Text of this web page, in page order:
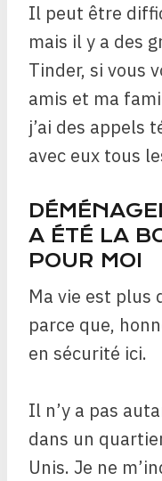
Il peut être
mais il y a des
Tinder, si vous
amis et ma
j’ai des appels
avec eux tous
A ÉTÉ LA
POUR MOI
Ma vie est plus
parce que,
en sécurité ici.
Il n’y a pas
dans un
Unis. Je ne